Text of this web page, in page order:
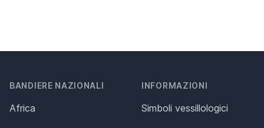
BANDIERE NAZIONALI
Africa
INFORMAZIONI
Simboli vessillologici